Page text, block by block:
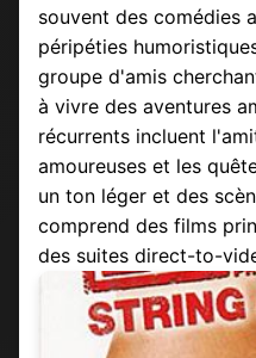
souvent des comédies
péripéties
groupe d'amis
à vivre des aventures
récurrents incluent
amoureuses et les
un ton léger et des
comprend des films
des suites direct-to-